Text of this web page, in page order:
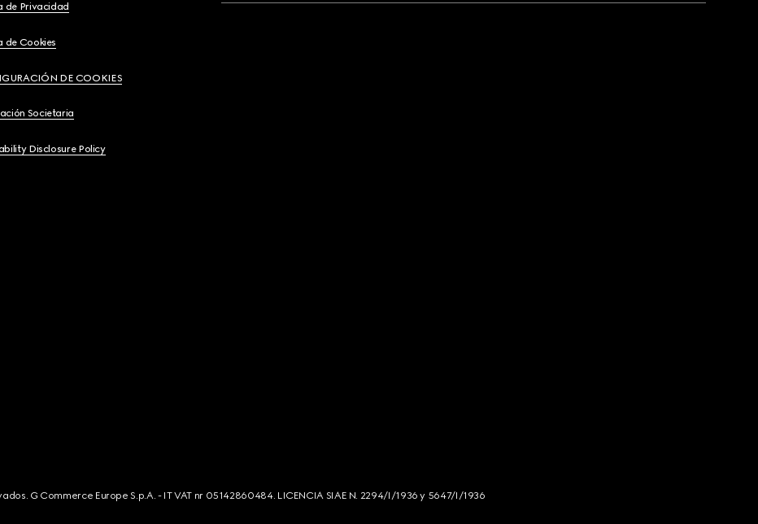
de Privacidad
de Cookies
DE COOKIES
Societaria
Disclosure Policy
G Commerce Europe S.p.A. - IT VAT nr 05142860484. LICENCIA SIAE N. 2294/I/1936 y 5647/I/1936